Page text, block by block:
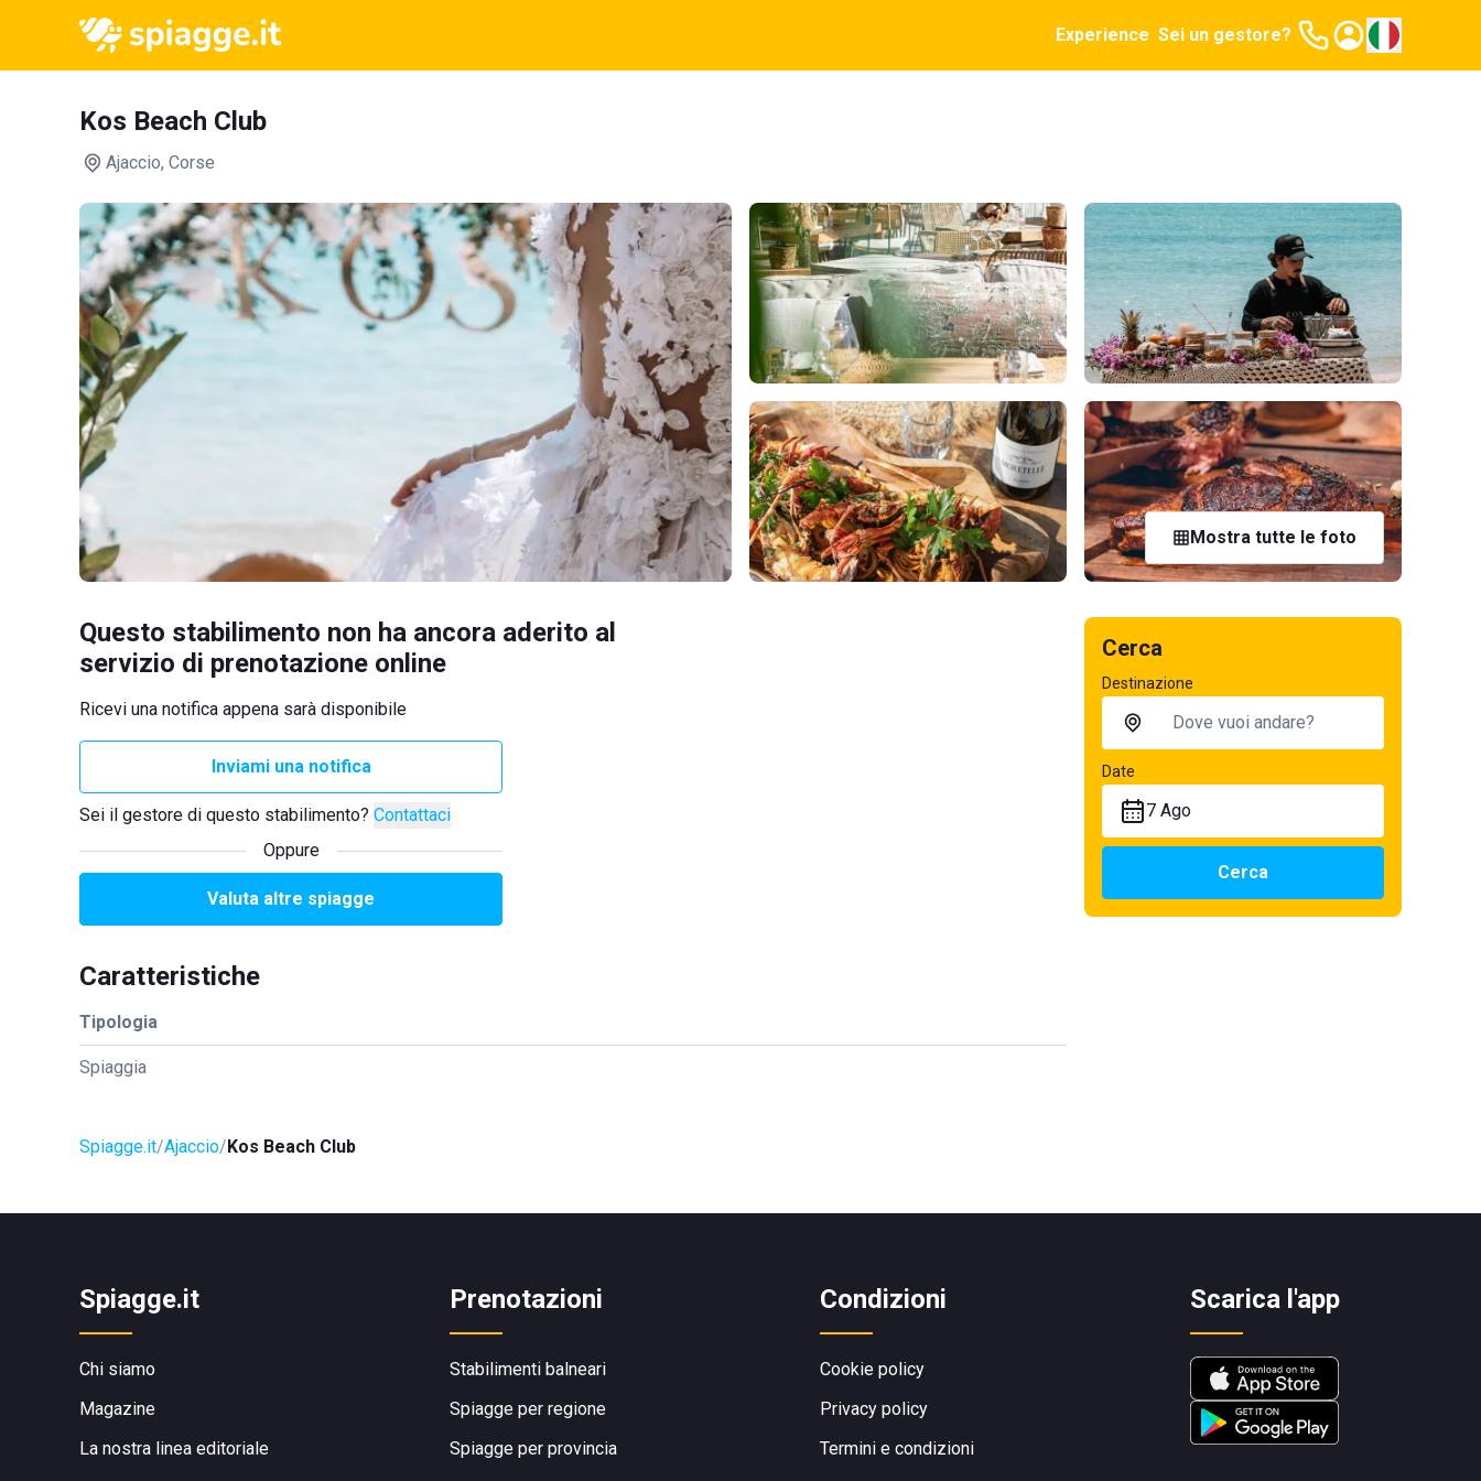
Experience Sei un gestore?
Kos Beach Club
Ajaccio, Corse
Mostra tutte le foto
Questo stabilimento non ha ancora aderito al
servizio di prenotazione online
Ricevi una notifica appena sarà disponibile
Inviami una notifica
Sei il gestore di questo stabilimento? Contattaci
Oppure
Valuta altre spiagge
Caratteristiche
Tipologia
Spiaggia
Spiagge.it Ajaccio Kos Beach Club
Cerca
Destinazione
Date
7 Ago
Cerca
Spiagge.it
Chi siamo
Magazine
La nostra linea editoriale
Prenotazioni
Stabilimenti balneari
Spiagge per regione
Spiagge per provincia
Condizioni
Cookie policy
Privacy policy
Termini e condizioni
Scarica l'app